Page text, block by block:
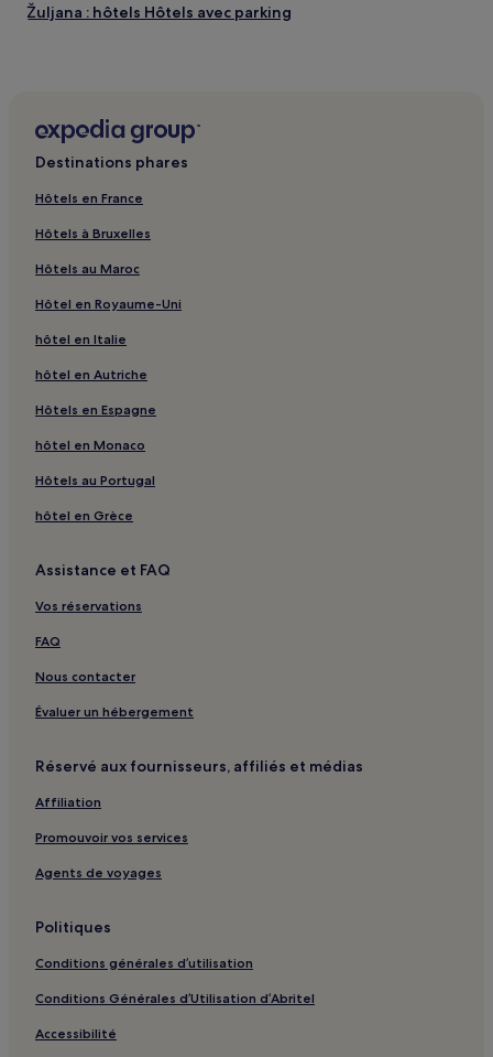
Žuljana : hôtels Hôtels avec parking
Trpanj : hôtels
Pelješac : hôtels Hôtels avec piscine
Pelješac : hôtels Hôtels avec parking
Destinations phares
Hôtels en France
Hôtels à Bruxelles
Hôtels au Maroc
Hôtel en Royaume-Uni
hôtel en Italie
hôtel en Autriche
Hôtels en Espagne
hôtel en Monaco
Hôtels au Portugal
hôtel en Grèce
Assistance et FAQ
Vos réservations
FAQ
Nous contacter
Évaluer un hébergement
Réservé aux fournisseurs, affiliés et médias
Affiliation
Promouvoir vos services
Agents de voyages
Politiques
Conditions générales d’utilisation
Conditions Générales d’Utilisation d’Abritel
Accessibilité